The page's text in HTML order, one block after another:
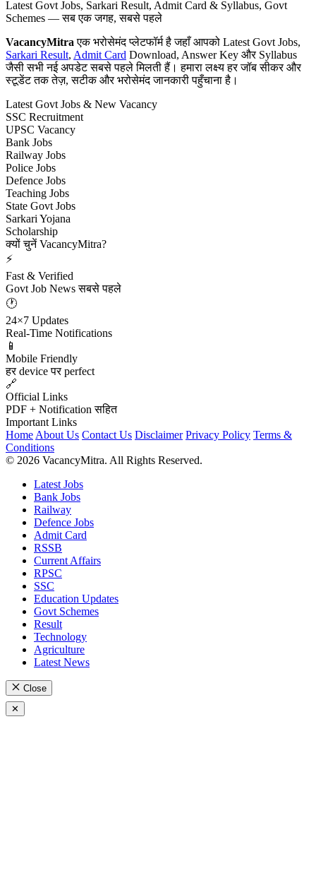
Latest Govt Jobs, Sarkari Result, Admit Card & Syllabus, Govt
Schemes — सब एक जगह, सबसे पहले
VacancyMitra एक भरोसेमंद प्लेटफॉर्म है जहाँ आपको Latest Govt Jobs,
Sarkari Result, Admit Card Download, Answer Key और Syllabus
जैसी सभी नई अपडेट सबसे पहले मिलती हैं। हमारा लक्ष्य हर जॉब सीकर और
स्टूडेंट तक तेज़, सटीक और भरोसेमंद जानकारी पहुँचाना है।
Latest Govt Jobs & New Vacancy
SSC Recruitment
UPSC Vacancy
Bank Jobs
Railway Jobs
Police Jobs
Defence Jobs
Teaching Jobs
State Govt Jobs
Sarkari Yojana
Scholarship
क्यों चुनें VacancyMitra?
⚡
Fast & Verified
Govt Job News सबसे पहले
🕐
24×7 Updates
Real-Time Notifications
📱
Mobile Friendly
हर device पर perfect
🔗
Official Links
PDF + Notification सहित
Important Links
Home About Us Contact Us Disclaimer Privacy Policy Terms &
Conditions
© 2026 VacancyMitra. All Rights Reserved.
Latest Jobs
Bank Jobs
Railway
Defence Jobs
Admit Card
RSSB
Current Affairs
RPSC
SSC
Education Updates
Govt Schemes
Result
Technology
Agriculture
Latest News
Close
✕